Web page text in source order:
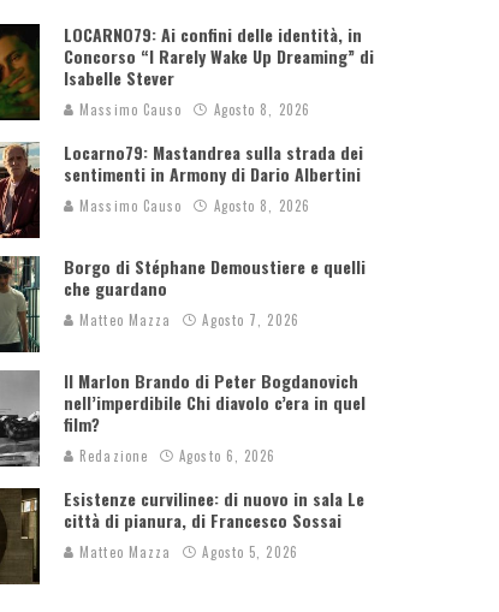
LOCARNO79: Ai confini delle identità, in
Concorso “I Rarely Wake Up Dreaming” di
Isabelle Stever
Massimo Causo Agosto 8, 2026
Locarno79: Mastandrea sulla strada dei
sentimenti in Armony di Dario Albertini
Massimo Causo Agosto 8, 2026
Borgo di Stéphane Demoustiere e quelli
che guardano
Matteo Mazza Agosto 7, 2026
Il Marlon Brando di Peter Bogdanovich
nell’imperdibile Chi diavolo c’era in quel
film?
Redazione Agosto 6, 2026
Esistenze curvilinee: di nuovo in sala Le
città di pianura, di Francesco Sossai
Matteo Mazza Agosto 5, 2026